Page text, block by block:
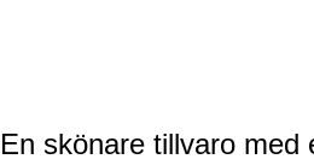
En skönare tillvaro med